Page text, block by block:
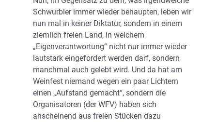
Schwurbler immer wieder behaupten, leben wir
nun mal in keiner Diktatur, sondern in einem
ziemlich freien Land, in welchem
„Eigenverantwortung“ nicht nur immer wieder
lautstark eingefordert werden darf, sondern
manchmal auch gelebt wird. Und da hat am
Weinfest niemand wegen ein paar Lichtern
einen „Aufstand gemacht“, sondern die
Organisatoren (der WFV) haben sich
anscheinend aus freien Stücken dazu